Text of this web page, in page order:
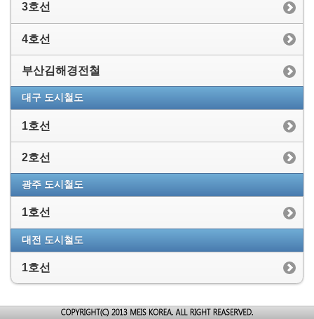
3호선
4호선
부산김해경전철
대구 도시철도
1호선
2호선
광주 도시철도
1호선
대전 도시철도
1호선